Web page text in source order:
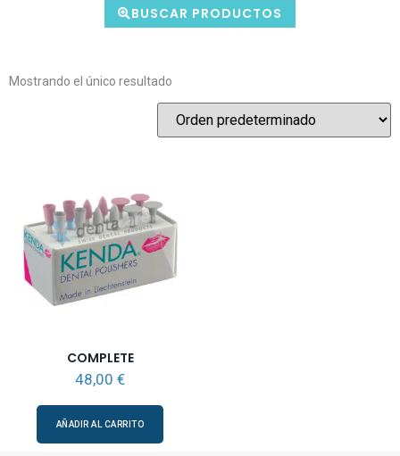
BUSCAR PRODUCTOS
Mostrando el único resultado
COMPLETE
48,00 €
AÑADIR AL CARRITO